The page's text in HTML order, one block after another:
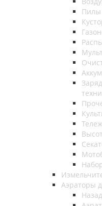
Пилы
Аэраторы
Назад